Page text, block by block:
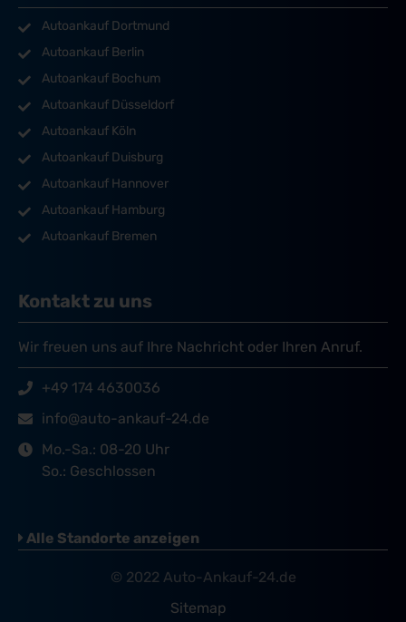
Autoankauf Dortmund
Autoankauf Berlin
Autoankauf Bochum
Autoankauf Düsseldorf
Autoankauf Köln
Autoankauf Duisburg
Autoankauf Hannover
Autoankauf Hamburg
Autoankauf Bremen
Kontakt zu uns
Wir freuen uns auf Ihre Nachricht oder Ihren Anruf.
+49 174 4630036
info@auto-ankauf-24.de
Mo.-Sa.: 08-20 Uhr
So.: Geschlossen
Alle Standorte anzeigen
© 2022 Auto-Ankauf-24.de
Sitemap